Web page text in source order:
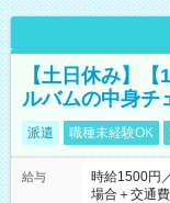
【土日休み】
ルバムの中身チ
派遣 職種未経験OK
給与
時給1500円
場合＋交通